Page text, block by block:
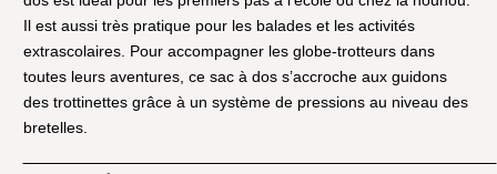
Il est aussi très pratique pour les balades et les activités
extrascolaires. Pour accompagner les globe-trotteurs dans
toutes leurs aventures, ce sac à dos s’accroche aux guidons
des trottinettes grâce à un système de pressions au niveau des
bretelles.